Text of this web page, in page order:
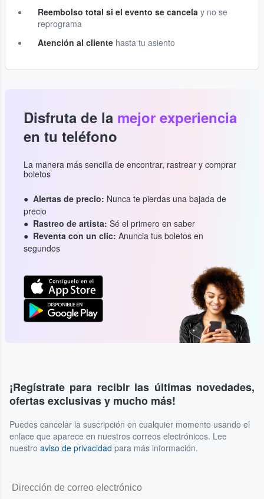
Reembolso total si el evento se cancela y no se
reprograma
Atención al cliente hasta tu asiento
Disfruta de la mejor experiencia
en tu teléfono
La manera más sencilla de encontrar, rastrear y comprar
boletos
Alertas de precio: Nunca te pierdas una bajada de
precio
Rastreo de artista: Sé el primero en saber
Reventa con un clic: Anuncia tus boletos en
segundos
¡Regístrate para recibir las últimas novedades,
ofertas exclusivas y mucho más!
Puedes cancelar la suscripción en cualquier momento usando el
enlace que aparece en nuestros correos electrónicos. Lee
nuestro aviso de privacidad para más información.